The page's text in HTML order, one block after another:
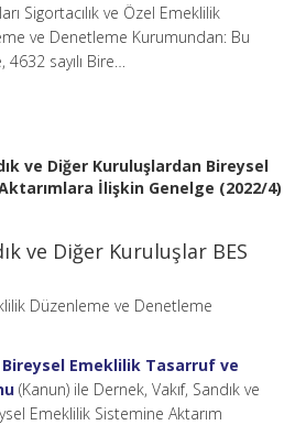
Sigortacılık ve Özel Emeklilik
ve Denetleme Kurumundan: Bu
4632 sayılı Bire…
ve Diğer Kuruluşlardan Bireysel
İlişkin Genelge (2022/4)
ve Diğer Kuruluşlar BES
Düzenleme ve Denetleme
Bireysel Emeklilik Tasarruf ve
(Kanun) ile Dernek, Vakıf, Sandık ve
Emeklilik Sistemine Aktarım